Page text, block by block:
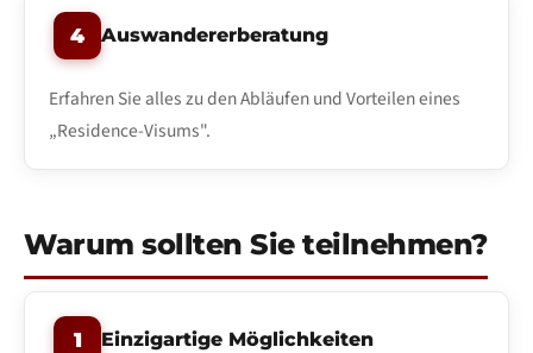
4 Auswandererberatung
Erfahren Sie alles zu den Abläufen und Vorteilen eines
„Residence-Visums".
Warum sollten Sie teilnehmen?
1 Einzigartige Möglichkeiten